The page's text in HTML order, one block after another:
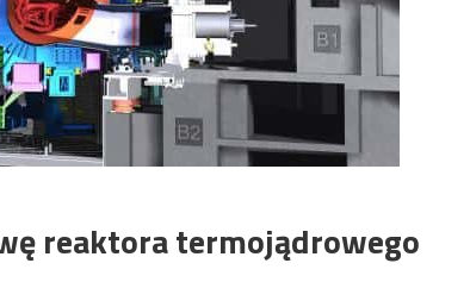
reaktora termojądrowego